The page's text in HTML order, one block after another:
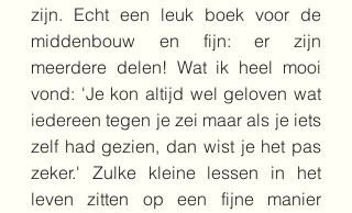
zijn. Echt een leuk boek voor de
middenbouw en fijn: er zijn
meerdere delen! Wat ik heel mooi
vond: 'Je kon altijd wel geloven wat
iedereen tegen je zei maar als je iets
zelf had gezien, dan wist je het pas
zeker.' Zulke kleine lessen in het
leven zitten op een fijne manier